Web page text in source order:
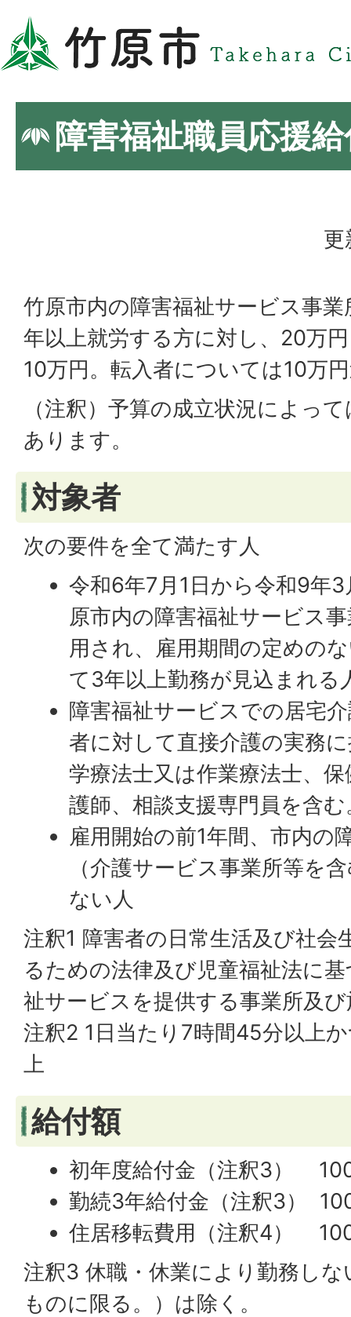
障害福祉職員応援
更
竹原市内の障害福祉サービス事
年以上就労する方に対し、20万
10万円。転入者については10万
（注釈）予算の成立状況によっ
あります。
対象者
次の要件を全て満たす人
令和6年7月1日から令和9年
原市内の障害福祉サービス
用され、雇用期間の定めの
て3年以上勤務が見込まれる
障害福祉サービスでの居宅
者に対して直接介護の実務
学療法士又は作業療法士、
護師、相談支援専門員を含む
雇用開始の前1年間、市内の
（介護サービス事業所等を
ない人
注釈1 障害者の日常生活及び社会
るための法律及び児童福祉法に
祉サービスを提供する事業所及
注釈2 1日当たり7時間45分以上
上
給付額
初年度給付金（注釈3）
勤続3年給付金（注釈3）
住居移転費用（注釈4）
注釈3 休職・休業により勤務し
ものに限る。）は除く。